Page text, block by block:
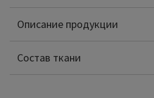
Описание продукции
Состав ткани
Полиамид: 78%